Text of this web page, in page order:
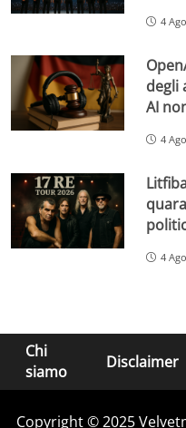
4
degli
AI
4
4
Chi
siamo
Disclaimer
Copyright © 2025